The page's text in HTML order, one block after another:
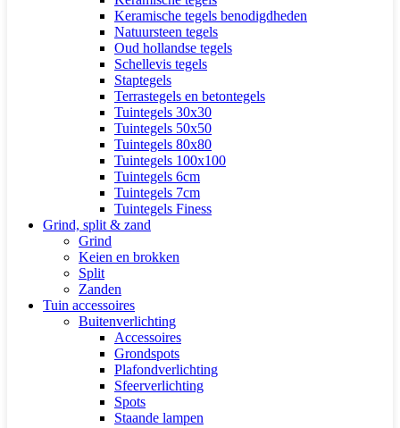
Keramische tegels benodigdheden
Natuursteen tegels
Oud hollandse tegels
Schellevis tegels
Staptegels
Terrastegels en betontegels
Tuintegels 30x30
Tuintegels 50x50
Tuintegels 80x80
Tuintegels 100x100
Tuintegels 6cm
Tuintegels 7cm
Tuintegels Finess
Grind, split & zand
Grind
Keien en brokken
Split
Zanden
Tuin accessoires
Buitenverlichting
Accessoires
Grondspots
Plafondverlichting
Sfeerverlichting
Spots
Staande lampen